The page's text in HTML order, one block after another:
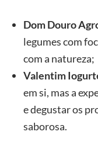
Dom Douro
legumes com
com a natureza;
Valentim
em si, mas a
e degustar os
saborosa.